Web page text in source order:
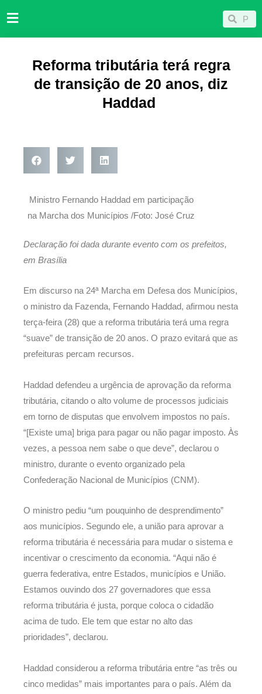
para
Pesquisar
Reforma tributária terá regra
de transição de 20 anos, diz
Haddad
Ministro Fernando Haddad em participação
na Marcha dos Municípios /Foto: José Cruz
Declaração foi dada durante evento com os prefeitos,
em Brasília
Em discurso na 24ª Marcha em Defesa dos Municípios,
o ministro da Fazenda, Fernando Haddad, afirmou nesta
terça-feira (28) que a reforma tributária terá uma regra
“suave” de transição de 20 anos. O prazo evitará que as
prefeituras percam recursos.
Haddad defendeu a urgência de aprovação da reforma
tributária, citando o alto volume de processos judiciais
em torno de disputas que envolvem impostos no país.
“[Existe uma] briga para pagar ou não pagar imposto. Às
vezes, a pessoa nem sabe o que deve”, declarou o
ministro, durante o evento organizado pela
Confederação Nacional de Municípios (CNM).
O ministro pediu “um pouquinho de desprendimento”
aos municípios. Segundo ele, a união para aprovar a
reforma tributária é necessária para mudar o sistema e
incentivar o crescimento da economia. “Aqui não é
guerra federativa, entre Estados, municípios e União.
Estamos ouvindo dos 27 governadores que essa
reforma tributária é justa, porque coloca o cidadão
acima de tudo. Ele tem que estar no alto das
prioridades”, declarou.
Haddad considerou a reforma tributária entre “as três ou
cinco medidas” mais importantes para o país. Além da